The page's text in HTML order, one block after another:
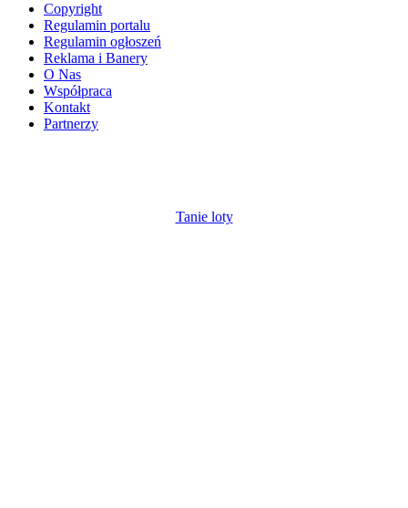
Copyright
Regulamin portalu
Regulamin ogłoszeń
Reklama i Banery
O Nas
Współpraca
Kontakt
Partnerzy
Tanie loty